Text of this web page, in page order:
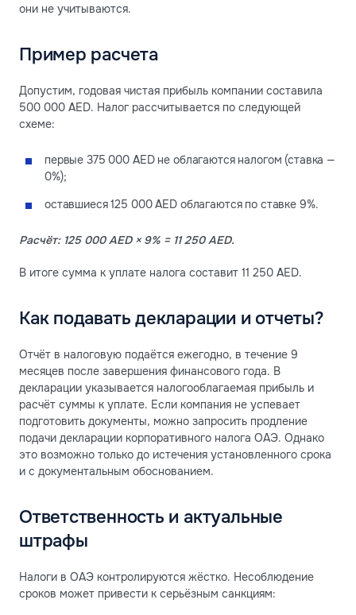
они не учитываются.
Пример расчета
Допустим, годовая чистая прибыль компании составила
500 000 AED. Налог рассчитывается по следующей
схеме:
первые 375 000 AED не облагаются налогом (ставка —
0%);
оставшиеся 125 000 AED облагаются по ставке 9%.
Расчёт: 125 000 AED × 9% = 11 250 AED.
В итоге сумма к уплате налога составит 11 250 AED.
Как подавать декларации и отчеты?
Отчёт в налоговую подаётся ежегодно, в течение 9
месяцев после завершения финансового года. В
декларации указывается налогооблагаемая прибыль и
расчёт суммы к уплате. Если компания не успевает
подготовить документы, можно запросить продление
подачи декларации корпоративного налога ОАЭ. Однако
это возможно только до истечения установленного срока
и с документальным обоснованием.
Ответственность и актуальные
штрафы
Налоги в ОАЭ контролируются жёстко. Несоблюдение
сроков может привести к серьёзным санкциям: